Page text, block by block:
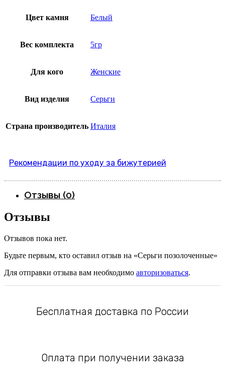
Цвет камня Белый
Вес комплекта 5гр
Для кого Женские
Вид изделия Серьги
Страна производитель Италия
Рекомендации по уходу за бижутерией
Отзывы (0)
Отзывы
Отзывов пока нет.
Будьте первым, кто оставил отзыв на «Серьги позолоченные»
Для отправки отзыва вам необходимо авторизоваться.
Бесплатная доставка по России
Оплата при получении заказа